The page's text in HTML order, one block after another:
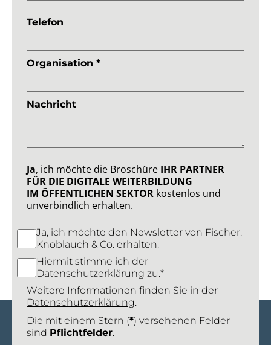
Telefon
Organisation *
Nachricht
Ja, ich möchte die Broschüre IHR PARTNER
FÜR DIE DIGITALE WEITERBILDUNG
IM ÖFFENTLICHEN SEKTOR kostenlos und
unverbindlich erhalten.
Ja, ich möchte den Newsletter von Fischer,
Knoblauch & Co. erhalten.
Hiermit stimme ich der
Datenschutzerklärung zu.*
Weitere Informationen finden Sie in der
Datenschutzerklärung.
Die mit einem Stern (*) versehenen Felder
sind Pflichtfelder.